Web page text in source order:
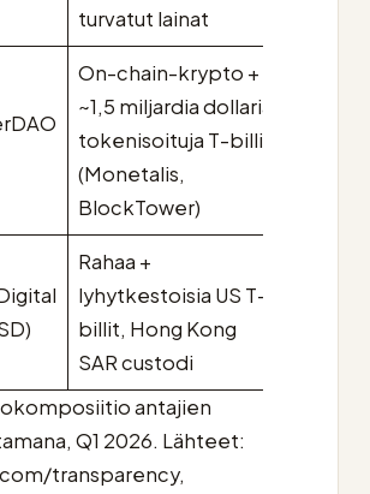
turvatut lainat
On-chain-krypto +
~1,5 miljardia dollaria
tokenisoituja T-billit
(Monetalis,
BlockTower)
Rahaa +
lyhytkestoisia US T-
billit, Hong Kong
SAR custodi
antajien
Q1 2026. Lähteet:
transparency,